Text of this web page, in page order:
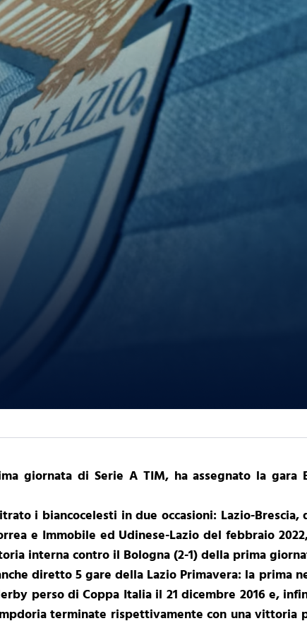
giornata di Serie A TIM, ha assegnato la gara
i biancocelesti in due occasioni: Lazio-
e Immobile ed Udinese-Lazio del febbraio
interna contro il Bologna (2-1) della prima
diretto 5 gare della Lazio Primavera: la prima
perso di Coppa Italia il 21 dicembre 2016 e,
terminate rispettivamente con una vittoria